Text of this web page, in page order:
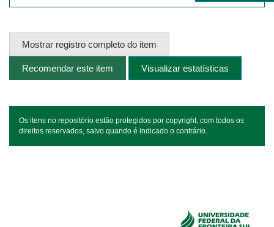
Mostrar registro completo do item
Recomendar este item Visualizar estatísticas
Os itens no repositório estão protegidos por copyright, com todos os
direitos reservados, salvo quando é indicado o contrário.